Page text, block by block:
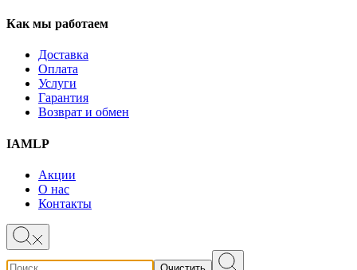
Как мы работаем
Доставка
Оплата
Услуги
Гарантия
Возврат и обмен
IAMLP
Акции
О нас
Контакты